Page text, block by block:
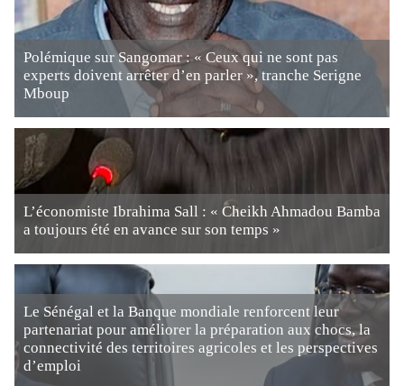
Polémique sur Sangomar : « Ceux qui ne sont pas
experts doivent arrêter d’en parler », tranche Serigne
Mboup
L’économiste Ibrahima Sall : « Cheikh Ahmadou Bamba
a toujours été en avance sur son temps »
Le Sénégal et la Banque mondiale renforcent leur
partenariat pour améliorer la préparation aux chocs, la
connectivité des territoires agricoles et les perspectives
d’emploi